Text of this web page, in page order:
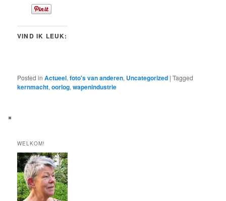
VIND IK LEUK:
Posted in Actueel,foto's van anderen, Uncategorized |Tagged
kernmacht,oorlog,wapenindustrie
WELKOM!